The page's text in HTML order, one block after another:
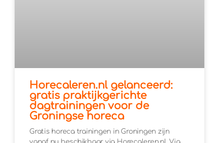
Horecaleren.nl gelanceerd:
gratis praktijkgerichte
dagtrainingen voor de
Groningse horeca
Gratis horeca trainingen in Groningen zijn